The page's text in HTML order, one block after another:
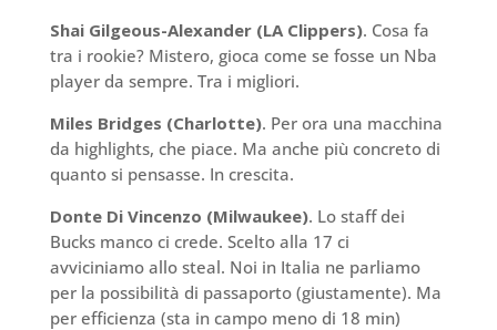
Shai Gilgeous-Alexander (LA Clippers). Cosa fa
tra i rookie? Mistero, gioca come se fosse un Nba
player da sempre. Tra i migliori.
Miles Bridges (Charlotte). Per ora una macchina
da highlights, che piace. Ma anche più concreto di
quanto si pensasse. In crescita.
Donte Di Vincenzo (Milwaukee). Lo staff dei
Bucks manco ci crede. Scelto alla 17 ci
avviciniamo allo steal. Noi in Italia ne parliamo
per la possibilità di passaporto (giustamente). Ma
per efficienza (sta in campo meno di 18 min)